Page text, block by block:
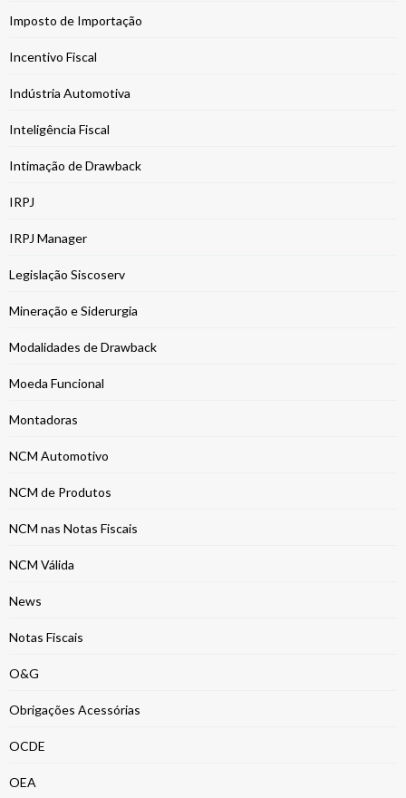
Imposto de Importação
Incentivo Fiscal
Indústria Automotiva
Inteligência Fiscal
Intimação de Drawback
IRPJ
IRPJ Manager
Legislação Siscoserv
Mineração e Siderurgia
Modalidades de Drawback
Moeda Funcional
Montadoras
NCM Automotivo
NCM de Produtos
NCM nas Notas Fiscais
NCM Válida
News
Notas Fiscais
O&G
Obrigações Acessórias
OCDE
OEA